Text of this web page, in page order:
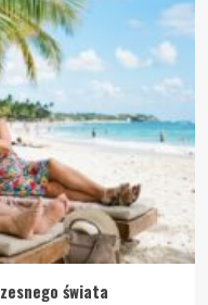
świata